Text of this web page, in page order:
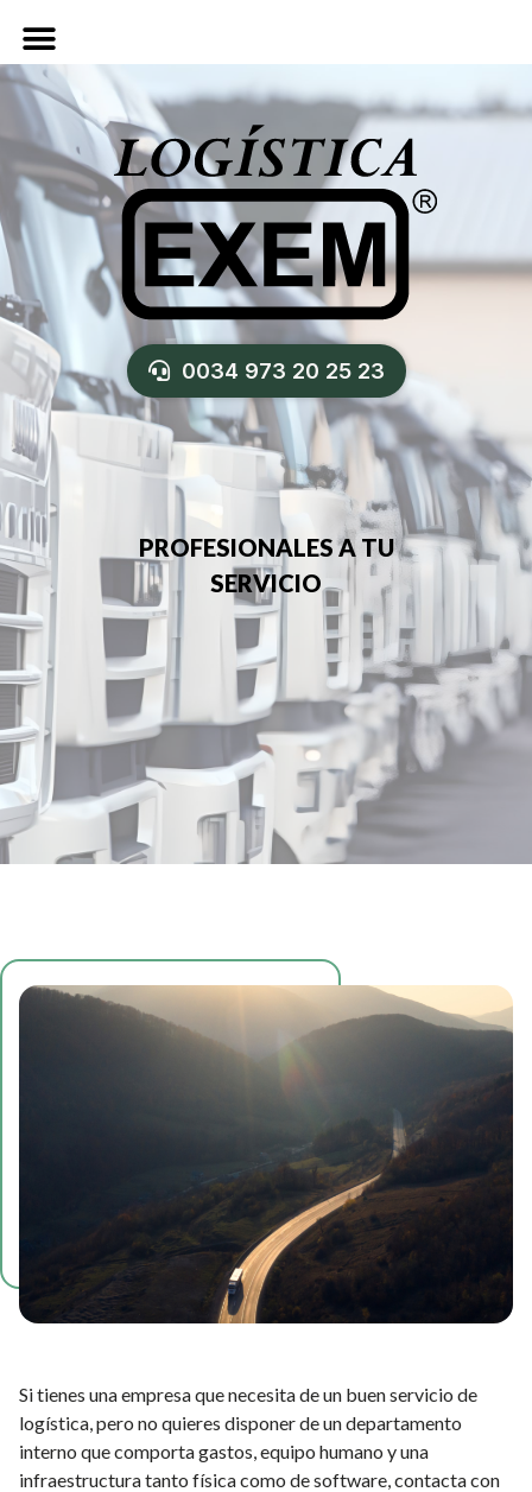
0034 973 20 25 23
PROFESIONALES A TU
SERVICIO
Si tienes una empresa que necesita de un buen servicio de
logística, pero no quieres disponer de un departamento
interno que comporta gastos, equipo humano y una
infraestructura tanto física como de software, contacta con